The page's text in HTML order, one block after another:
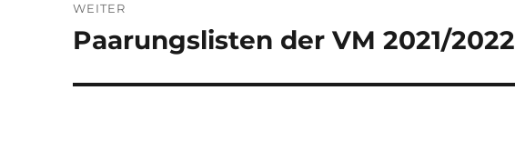
WEITER
Nächster
Paarungslisten der VM 2021/2022